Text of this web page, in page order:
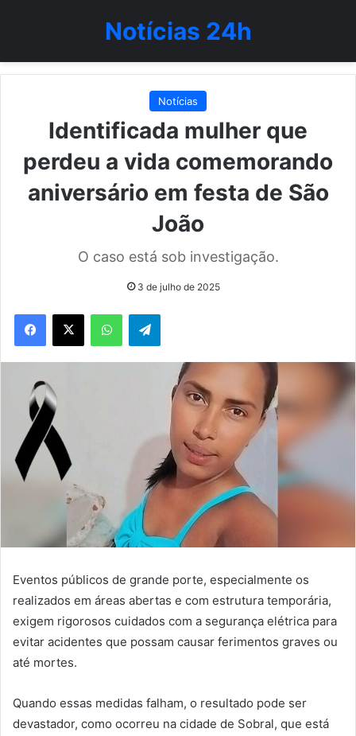
Notícias 24h
Notícias
Identificada mulher que
perdeu a vida comemorando
aniversário em festa de São
João
O caso está sob investigação.
3 de julho de 2025
WhatsAppTelegram
Eventos públicos de grande porte, especialmente os
realizados em áreas abertas e com estrutura temporária,
exigem rigorosos cuidados com a segurança elétrica para
evitar acidentes que possam causar ferimentos graves ou
até mortes.
Quando essas medidas falham, o resultado pode ser
devastador, como ocorreu na cidade de Sobral, que está